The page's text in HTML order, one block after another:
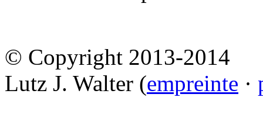
© Copyright 2013-2014
Lutz J. Walter (empreinte ·